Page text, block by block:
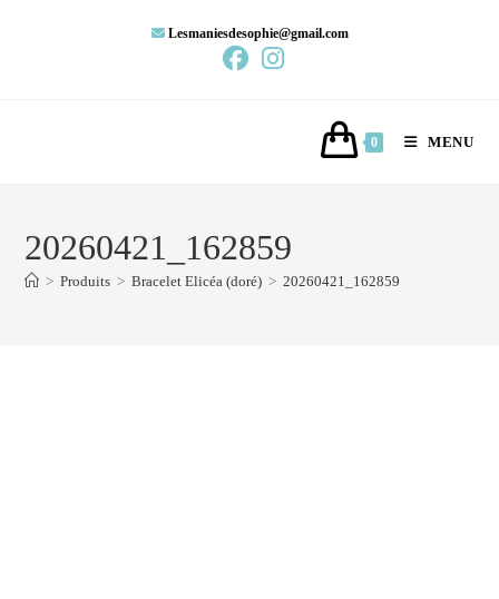
Lesmaniesdesophie@gmail.com
0 MENU
20260421_162859
> Produits > Bracelet Elicéa (doré) > 20260421_162859